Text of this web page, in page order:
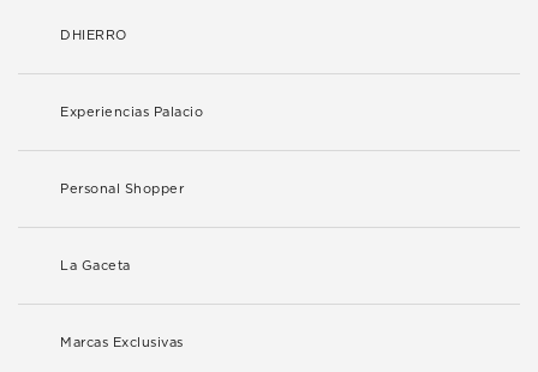
DHIERRO
Experiencias Palacio
Personal Shopper
La Gaceta
Marcas Exclusivas